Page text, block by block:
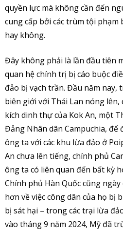
quyền lực mà không cần đến
cung cấp bởi các trùm tội phạm
hay không.
Đây không phải là lần đầu tiên
quan hệ chính trị bị cáo buộc
đảo bị vạch trần. Đầu năm
biên giới với Thái Lan nóng
kích dinh thự của Kok An, một
Đảng Nhân dân Campuchia, để
ông ta với các khu lừa đảo ở
An chưa lên tiếng, chính phủ
ông ta có liên quan đến bất kỳ
Chính phủ Hàn Quốc cũng
hơn về việc công dân của họ bị
bị sát hại – trong các trại lừa
vào tháng 9 năm 2024, Mỹ đã